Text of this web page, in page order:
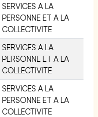
SERVICES A LA
PERSONNE ET A LA
COLLECTIVITE
SERVICES A LA
PERSONNE ET A LA
COLLECTIVITE
SERVICES A LA
PERSONNE ET A LA
COLLECTIVITE